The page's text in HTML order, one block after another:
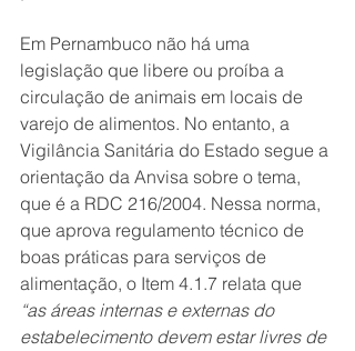
Em Pernambuco não há uma
legislação que libere ou proíba a
circulação de animais em locais de
varejo de alimentos. No entanto, a
Vigilância Sanitária do Estado segue a
orientação da Anvisa sobre o tema,
que é a RDC 216/2004. Nessa norma,
que aprova regulamento técnico de
boas práticas para serviços de
alimentação, o Item 4.1.7 relata que
“as áreas internas e externas do
estabelecimento devem estar livres de